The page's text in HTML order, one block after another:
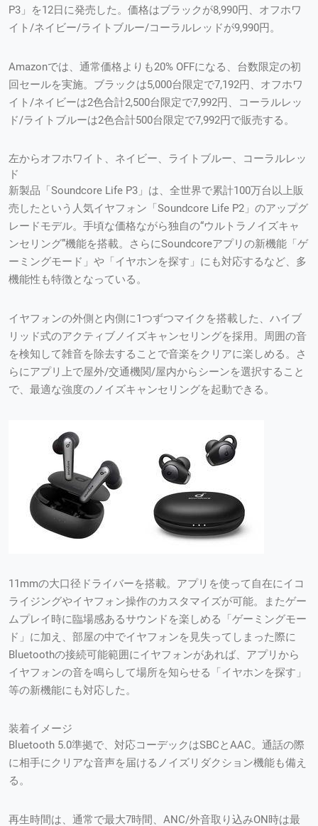
P3」を12日に発売した。価格はブラックが8,990円、オフホワ
イト/ネイビー/ライトブルー/コーラルレッドが9,990円。
Amazonでは、通常価格よりも20% OFFになる、台数限定の初
回セールを実施。ブラックは5,000台限定で7,192円、オフホワ
イト/ネイビーは2色合計2,500台限定で7,992円、コーラルレッ
ド/ライトブルーは2色合計500台限定で7,992円で販売する。
左からオフホワイト、ネイビー、ライトブルー、コーラルレッ
ド
新製品「Soundcore Life P3」は、全世界で累計100万台以上販
売したという人気イヤフォン「Soundcore Life P2」のアップグ
レードモデル。手頃な価格ながら独自の“ウルトラノイズキャ
ンセリング”機能を搭載。さらにSoundcoreアプリの新機能「ゲ
ーミングモード」や「イヤホンを探す」にも対応するなど、多
機能性も特徴となっている。
イヤフォンの外側と内側に1つずつマイクを搭載した、ハイブ
リッド式のアクティブノイズキャンセリングを採用。周囲の音
を検知して雑音を除去することで音楽をクリアに楽しめる。さ
らにアプリ上で屋外/交通機関/屋内からシーンを選択すること
で、最適な強度のノイズキャンセリングを起動できる。
11mmの大口径ドライバーを搭載。アプリを使って自在にイコ
ライジングやイヤフォン操作のカスタマイズが可能。またゲー
ムプレイ時に臨場感あるサウンドを楽しめる「ゲーミングモー
ド」に加え、部屋の中でイヤフォンを見失ってしまった際に
Bluetoothの接続可能範囲にイヤフォンがあれば、アプリから
イヤフォンの音を鳴らして場所を知らせる「イヤホンを探す」
等の新機能にも対応した。
装着イメージ
Bluetooth 5.0準拠で、対応コーデックはSBCとAAC。通話の際
に相手にクリアな音声を届けるノイズリダクション機能も備え
る。
再生時間は、通常で最大7時間、ANC/外音取り込みON時は最